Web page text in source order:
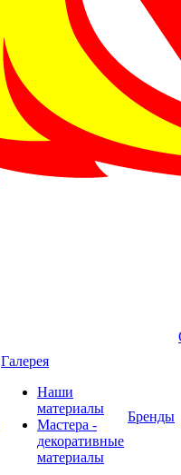
Галерея
Наши
материалы
Мастера -
декоративные
материалы
Бренды